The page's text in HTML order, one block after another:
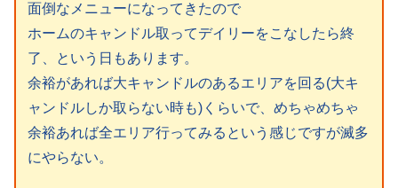
面倒なメニューになってきたので
ホームのキャンドル取ってデイリーをこなしたら終
了、という日もあります。
余裕があれば大キャンドルのあるエリアを回る(大キ
ャンドルしか取らない時も)くらいで、めちゃめちゃ
余裕あれば全エリア行ってみるという感じですが滅多
にやらない。